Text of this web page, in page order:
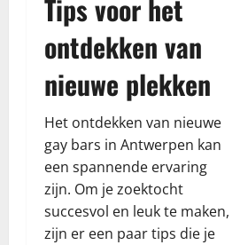
Tips voor het
ontdekken van
nieuwe plekken
Het ontdekken van nieuwe
gay bars in Antwerpen kan
een spannende ervaring
zijn. Om je zoektocht
succesvol en leuk te maken,
zijn er een paar tips die je